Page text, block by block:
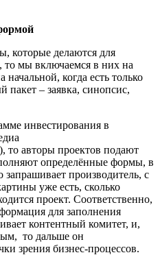
которые делаются для
мы включаемся в них на
когда есть только
пакет – заявка, синопсис,
инвестирования в
), то авторы проектов подают
определённые формы, в
запрашивает производитель, с
уже есть, сколько
проект. Соответственно,
для заполнения
контентный комитет, и,
то дальше он
зрения бизнес-процессов.